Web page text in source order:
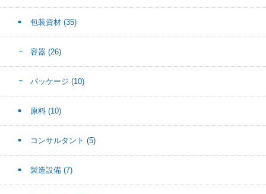
包装資材 (35)
容器 (26)
パッケージ (10)
原料 (10)
コンサルタント (5)
製造設備 (7)